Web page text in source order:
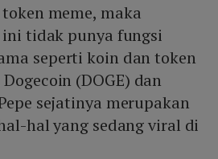
meme, maka
tidak punya fungsi
seperti koin dan token
(DOGE) dan
sejatinya merupakan
hal yang sedang viral di